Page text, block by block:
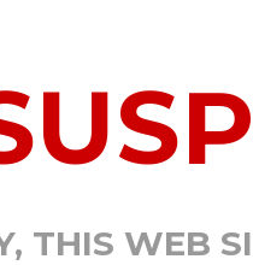
THIS WEB